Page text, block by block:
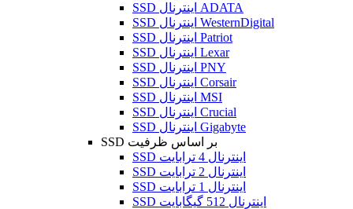
SSD اینترنال ADATA
SSD اینترنال WesternDigital
SSD اینترنال Patriot
SSD اینترنال Lexar
SSD اینترنال PNY
SSD اینترنال Corsair
SSD اینترنال MSI
SSD اینترنال Crucial
SSD اینترنال Gigabyte
SSD بر اساس ظرفیت
SSD اینترنال 4 ترابایت
SSD اینترنال 2 ترابایت
SSD اینترنال 1 ترابایت
SSD اینترنال 512 گیگابایت